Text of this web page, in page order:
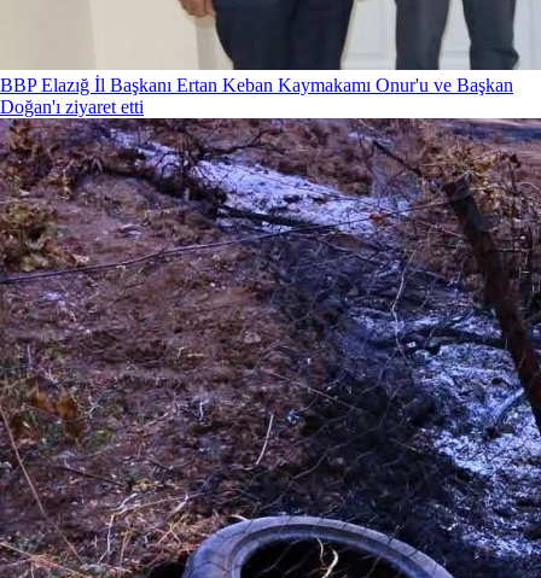
BBP Elazığ İl Başkanı Ertan Keban Kaymakamı Onur'u ve Başkan
Doğan'ı ziyaret etti